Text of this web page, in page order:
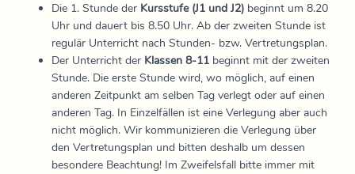
Die 1. Stunde der Kursstufe (J1 und J2) beginnt um 8.20
Uhr und dauert bis 8.50 Uhr. Ab der zweiten Stunde ist
regulär Unterricht nach Stunden- bzw. Vertretungsplan.
Der Unterricht der Klassen 8-11 beginnt mit der zweiten
Stunde. Die erste Stunde wird, wo möglich, auf einen
anderen Zeitpunkt am selben Tag verlegt oder auf einen
anderen Tag. In Einzelfällen ist eine Verlegung aber auch
nicht möglich. Wir kommunizieren die Verlegung über
den Vertretungsplan und bitten deshalb um dessen
besondere Beachtung! Im Zweifelsfall bitte immer mit